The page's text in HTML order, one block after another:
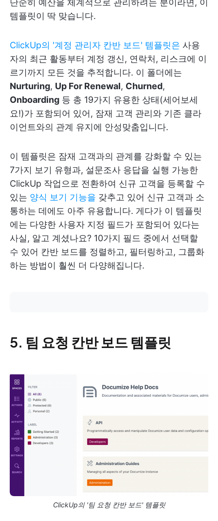
단순히 예산을 체계적으로 관리하려는 분이라면, 이
템플릿이 딱 맞습니다.
ClickUp의 '계정 관리자 칸반 보드' 템플릿은 사용
자의 최근 활동부터 계정 갱신, 연락처, 리스크에 이
르기까지 모든 것을 추적합니다. 이 폴더에는
Nurturing, Up For Renewal, Churned,
Onboarding 등 총 19가지 유용한 상태(세어보세
요!)가 포함되어 있어, 잠재 고객 관리와 기존 클라
이언트와의 관계 유지에 안성맞춤입니다.
이 템플릿은 잠재 고객과의 관계를 강화할 수 있는
7가지 보기 유형과, 설문조사 응답을 실행 가능한
ClickUp 작업으로 전환하여 신규 고객을 등록할 수
있는 양식 보기 기능을 갖추고 있어 신규 고객과 소
통하는 데에도 아주 유용합니다. 게다가 이 템플릿
에는 다양한 사용자 지정 필드가 포함되어 있다는
사실, 알고 계셨나요? 10가지 필드 중에서 선택할
수 있어 칸반 보드를 정렬하고, 필터링하고, 그룹화
하는 방법이 훨씬 더 다양해집니다.
5. 팀 요청 칸반 보드 템플릿
ClickUp의 '팀 요청 칸반 보드' 템플릿